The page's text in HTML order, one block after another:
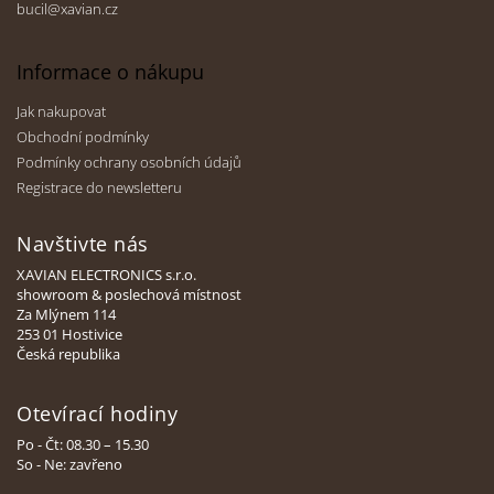
bucil@xavian.cz
Informace o nákupu
Jak nakupovat
Obchodní podmínky
Podmínky ochrany osobních údajů
Registrace do newsletteru
Navštivte nás
XAVIAN ELECTRONICS s.r.o.
showroom & poslechová místnost
Za Mlýnem 114
253 01 Hostivice
Česká republika
Otevírací hodiny
Po - Čt: 08.30 – 15.30
So - Ne: zavřeno